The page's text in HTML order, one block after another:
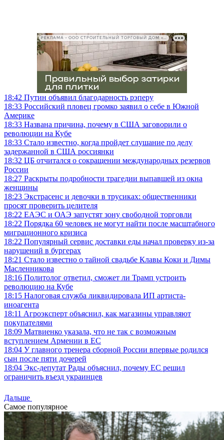
РЕКЛАМА • ООО СТРОИТЕЛЬНЫЙ ТОРГОВЫЙ ДОМ «ПЕТРОВИЧ», ИНН 7802348846
18:42 Путин объявил благодарность рэперу
18:33 Российский пловец громко заявил о себе в Южной
Америке
18:33 Названа причина, почему в США заговорили о
революции на Кубе
18:33 Стало известно, когда пройдет слушание по делу
задержанной в США россиянки
18:32 ЦБ отчитался о сокращении международных резервов
России
18:27 Раскрыты подробности трагедии выпавшей из окна
женщины
18:23 Экстрасенс и девочки в трусиках: общественники
просят проверить целителя
18:22 ЕАЭС и ОАЭ запустят зону свободной торговли
18:22 Порядка 60 человек не могут найти после масштабного
миграционного кризиса
18:22 Популярный сервис доставки еды начал проверку из-за
нарушений в бургерах
18:21 Стало известно о тайной свадьбе Клавы Коки и Димы
Масленникова
18:16 Политолог ответил, сможет ли Трамп устроить
революцию на Кубе
18:15 Налоговая служба ликвидировала ИП артиста-
иноагента
18:11 Агроэксперт объяснил, как магазины управляют
покупателями
18:09 Матвиенко указала, что не так с возможным
вступлением Армении в ЕС
18:04 У главного тренера сборной России впервые родился
сын после пяти дочерей
18:04 Экс-депутат Рады объяснил, почему ЕС решил
ограничить въезд украинцев
Дальше
Самое популярное